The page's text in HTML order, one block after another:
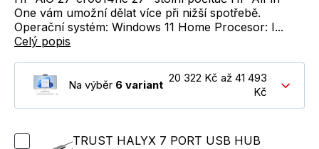
One vám umožní dělat více při nižší spotřebě.
Operační systém: Windows 11 Home Procesor: I...
Celý popis
Na výběr 6 variant
20 322 Kč až 41 493
Kč
TRUST HALYX 7 PORT USB HUB